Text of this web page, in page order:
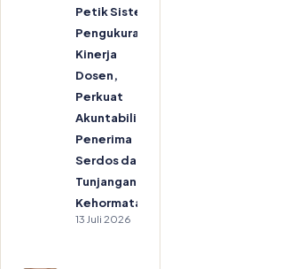
Petik Sistem
Pengukuran
Kinerja
Dosen,
Perkuat
Akuntabilitas
Penerima
Serdos dan
Tunjangan
Kehormatan
13 Juli 2026